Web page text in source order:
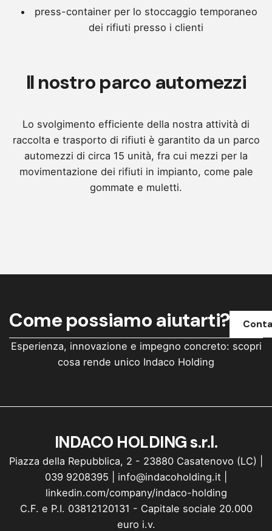
press-container per lo stoccaggio temporaneo
dei rifiuti presso i clienti
Il nostro parco automezzi
Lo svolgimento efficiente della nostra attività di
raccolta e trasporto di rifiuti è garantito da un parco
automezzi di circa 15 unità, fra cui mezzi per la
movimentazione dei rifiuti in impianto, come pale
gommate e muletti.
Come possiamo aiutarti?
Esperienza, innovazione e impegno concreto: scopri
cosa rende unico Indaco Holding
INDACO HOLDING s.r.l.
Piazza della Repubblica, 2 - 23880 Casatenovo (LC) |
039 9208395
info@indacoholding.it
linkedin.com/company/indaco-holding
C.F. e P.I. 03812120131 - Capitale sociale 20.000
euro i.v.